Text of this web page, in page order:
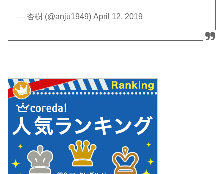
— 杏樹 (@anju1949)April 12, 2019